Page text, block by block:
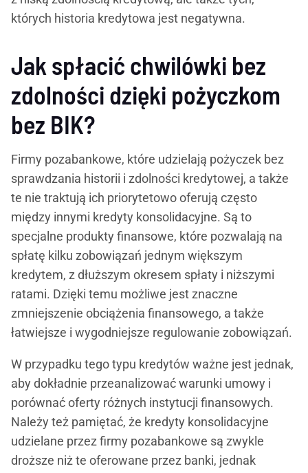
których historia kredytowa jest negatywna.
Jak spłacić chwilówki bez
zdolności dzięki pożyczkom
bez BIK?
Firmy pozabankowe, które udzielają pożyczek bez
sprawdzania historii i zdolności kredytowej, a także
te nie traktują ich priorytetowo oferują często
między innymi kredyty konsolidacyjne. Są to
specjalne produkty finansowe, które pozwalają na
spłatę kilku zobowiązań jednym większym
kredytem, z dłuższym okresem spłaty i niższymi
ratami. Dzięki temu możliwe jest znaczne
zmniejszenie obciążenia finansowego, a także
łatwiejsze i wygodniejsze regulowanie zobowiązań.
W przypadku tego typu kredytów ważne jest jednak,
aby dokładnie przeanalizować warunki umowy i
porównać oferty różnych instytucji finansowych.
Należy też pamiętać, że kredyty konsolidacyjne
udzielane przez firmy pozabankowe są zwykle
droższe niż te oferowane przez banki, jednak